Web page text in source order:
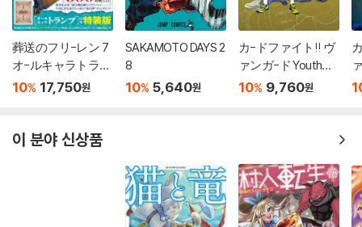
葬送のフリ-レン 7
オ-ルキャラトラン
プ付き特裝版
10% 17,750원
SAKAMOTO DAYS 2
8
10% 5,640원
カ-ドファイト!! ヴ
ァンガ-ド YouthQu
ake 6
10% 9,760원
이 분야 신상품